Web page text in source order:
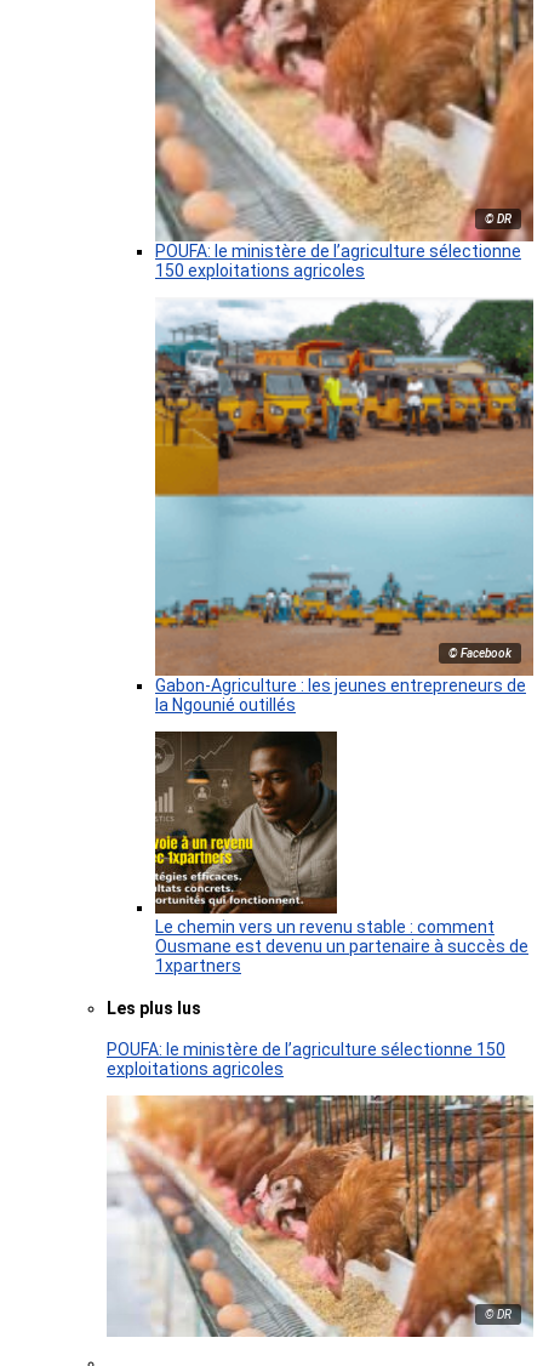
© DR
POUFA: le ministère de l’agriculture sélectionne
150 exploitations agricoles
© Facebook
Gabon-Agriculture : les jeunes entrepreneurs de
la Ngounié outillés
Le chemin vers un revenu stable : comment
Ousmane est devenu un partenaire à succès de
1xpartners
Les plus lus
POUFA: le ministère de l’agriculture sélectionne 150
exploitations agricoles
© DR